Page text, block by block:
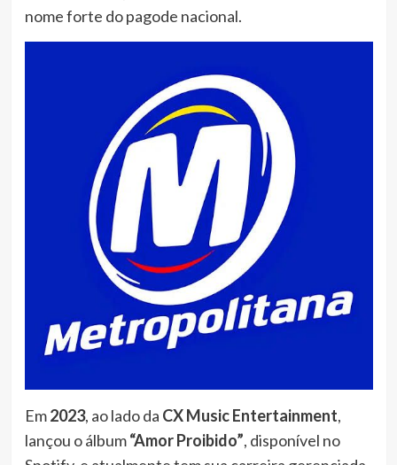
nome forte do pagode nacional.
Em2023, ao lado da CX Music Entertainment,
lançou o álbum“Amor Proibido”, disponível no